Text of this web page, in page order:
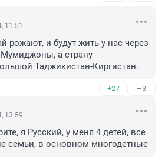
11:51
рожают, и будут жить у нас через
а страну
Таджикистан-Киргистан.
+27 –3
13:59
я Русский, у меня 4 детей, все
семьи, в основном многодетные